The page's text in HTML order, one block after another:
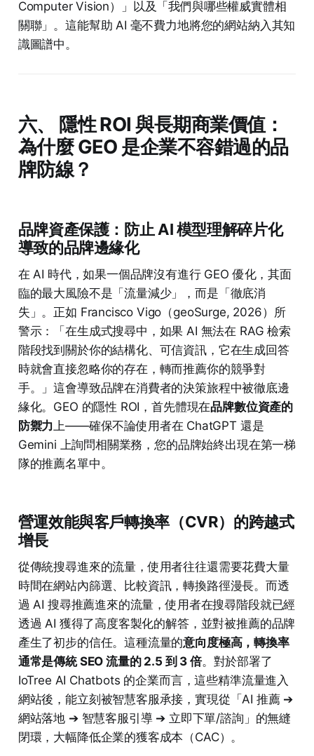
Computer Vision）」以及「我們與哪些權威實體相
關聯」。這能幫助 AI 毫不費力地將您的網站納入其知
識圖譜中。
六、 隱性 ROI 與長期商業價值：
為什麼 GEO 是企業不容錯過的品
牌防線？
品牌資產保護：防止 AI 模型理解碎片化
導致的品牌邊緣化
在 AI 時代，如果一個品牌沒有進行 GEO 優化，其面
臨的最大風險不是「流量減少」，而是「徹底消
失」。正如 Francisco Vigo（geoSurge, 2026）所
警示：「在生成式搜尋中，如果 AI 無法在 RAG 檢索
階段找到關於你的結構化、可信資訊，它在生成回答
時就會直接忽略你的存在，轉而推薦你的競爭對
手。」這會導致品牌在消費者的決策旅程中被徹底邊
緣化。GEO 的隱性 ROI，首先體現在品牌數位資產的
防禦力上——確保不論使用者在 ChatGPT 還是
Gemini 上詢問相關業務，您的品牌始終出現在第一梯
隊的推薦名單中。
營運效能與客戶轉換率（CVR）的跨越式
增長
從傳統搜尋進來的流量，使用者往往還需要花費大量
時間在網站內篩選、比較資訊，轉換路徑漫長。而透
過 AI 搜尋推薦進來的流量，使用者在搜尋階段就已經
透過 AI 獲得了高度客製化的解答，並對被推薦的品牌
產生了初步的信任。這種流量的意向度極高，轉換率
通常是傳統 SEO 流量的 2.5 到 3 倍。對於部署了
IoTree AI Chatbots 的企業而言，這些精準流量進入
網站後，能立刻被智慧客服承接，實現從「AI 推薦 ➔
網站落地 ➔ 智慧客服引導 ➔ 立即下單/諮詢」的無縫
閉環，大幅降低企業的獲客成本（CAC）。